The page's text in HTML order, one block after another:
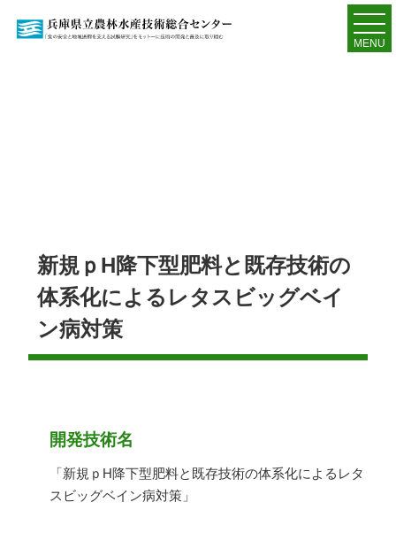
MENU
新規ｐH降下型肥料と既存技術の
体系化によるレタスビッグベイ
ン病対策
開発技術名
「新規ｐH降下型肥料と既存技術の体系化によるレタ
スビッグベイン病対策」